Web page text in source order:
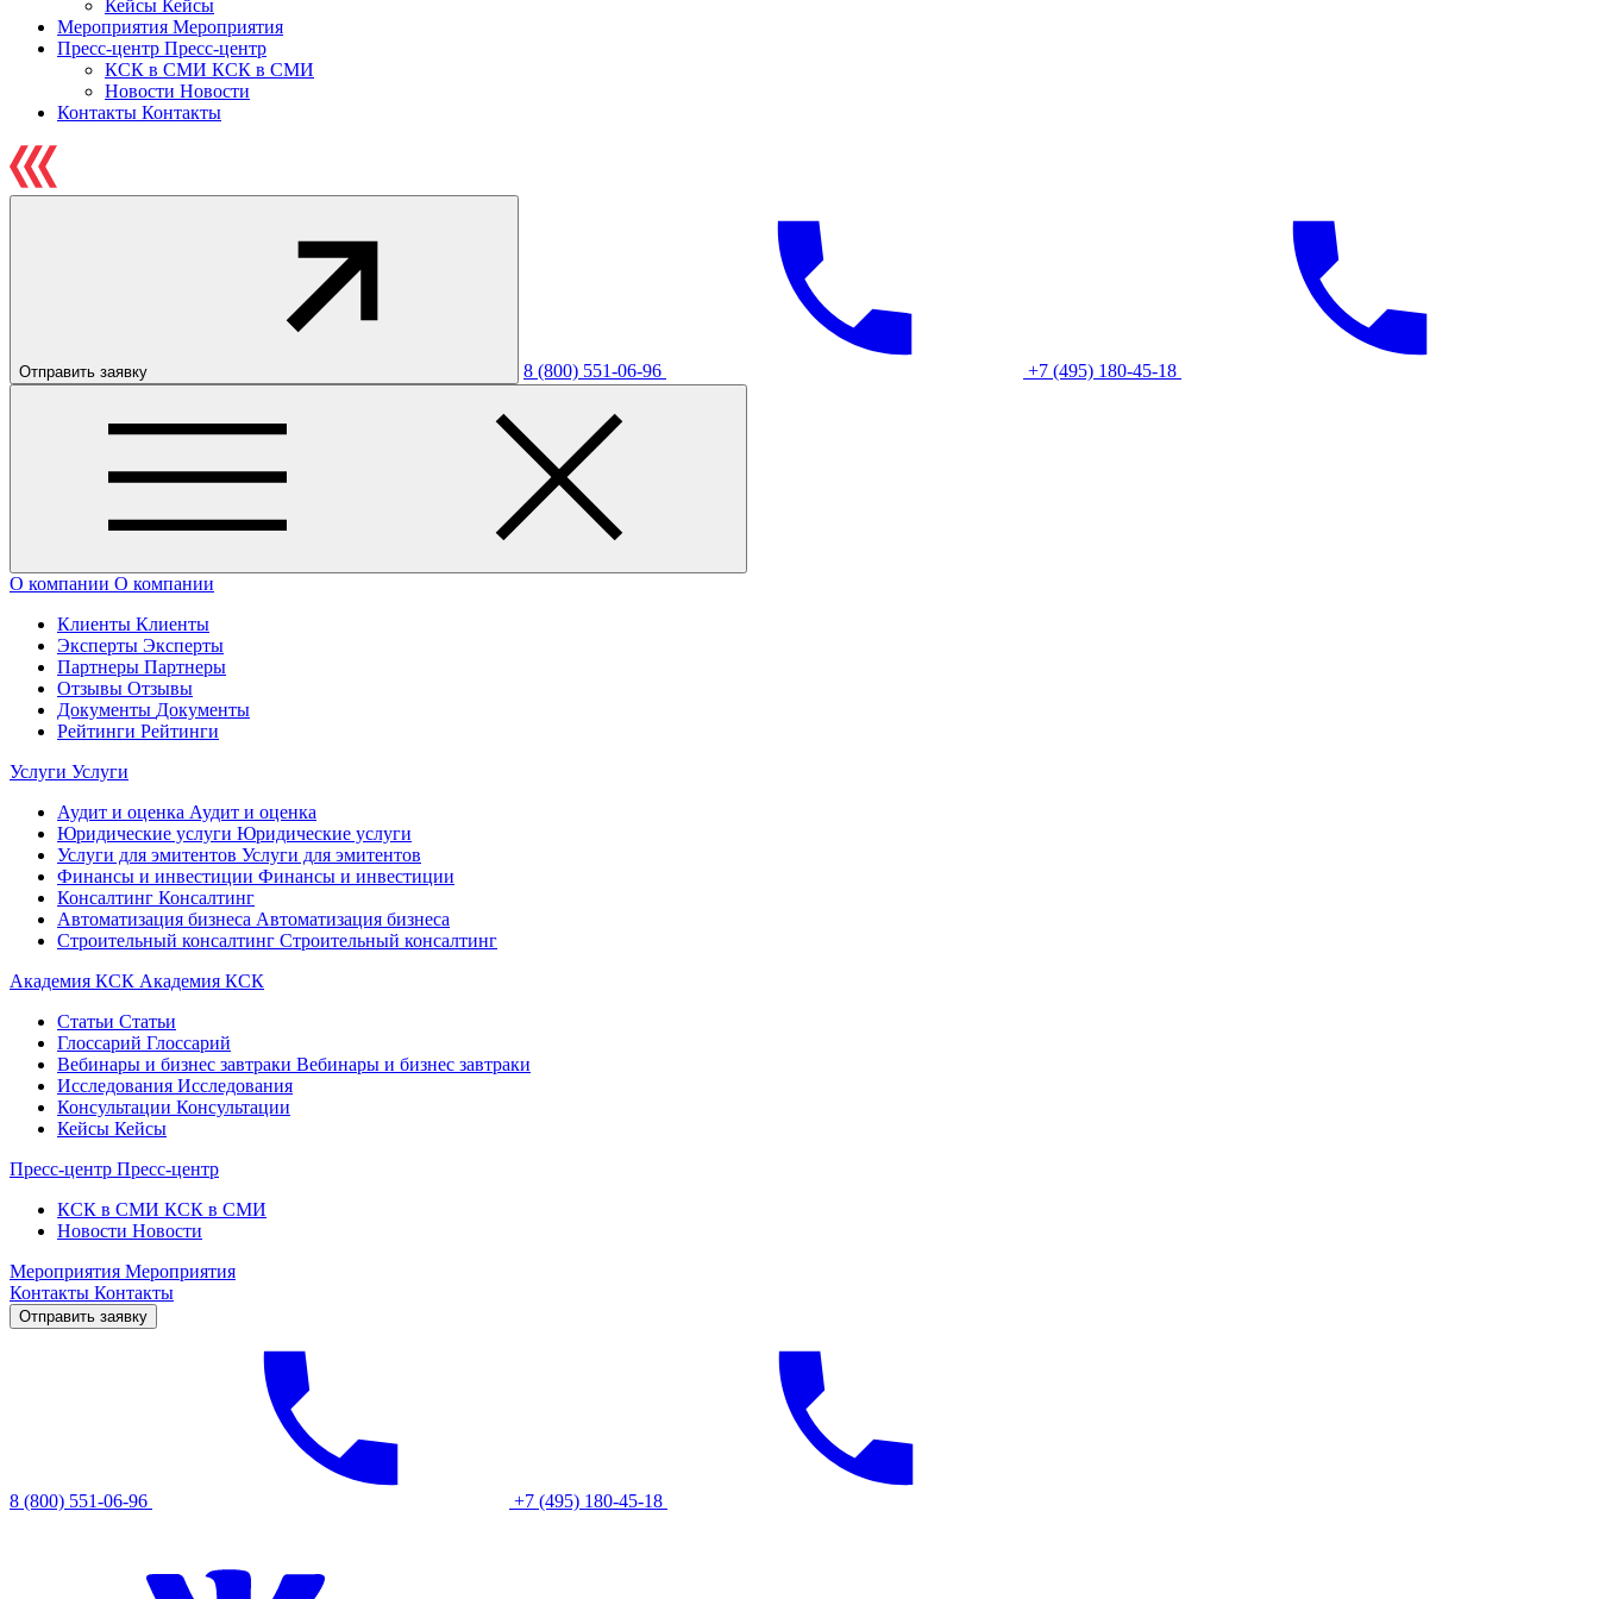
Кейсы Кейсы
Мероприятия Мероприятия
Пресс-центр Пресс-центр
КСК в СМИ КСК в СМИ
Новости Новости
Контакты Контакты
Отправить заявку 8 (800) 551-06-96 +7 (495) 180-45-18
О компании О компании
Клиенты Клиенты
Эксперты Эксперты
Партнеры Партнеры
Отзывы Отзывы
Документы Документы
Рейтинги Рейтинги
Услуги Услуги
Аудит и оценка Аудит и оценка
Юридические услуги Юридические услуги
Услуги для эмитентов Услуги для эмитентов
Финансы и инвестиции Финансы и инвестиции
Консалтинг Консалтинг
Автоматизация бизнеса Автоматизация бизнеса
Строительный консалтинг Строительный консалтинг
Академия КСК Академия КСК
Статьи Статьи
Глоссарий Глоссарий
Вебинары и бизнес завтраки Вебинары и бизнес завтраки
Исследования Исследования
Консультации Консультации
Кейсы Кейсы
Пресс-центр Пресс-центр
КСК в СМИ КСК в СМИ
Новости Новости
Мероприятия Мероприятия
Контакты Контакты
Отправить заявку
8 (800) 551-06-96 +7 (495) 180-45-18